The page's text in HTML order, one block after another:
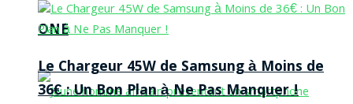
ONE
Le Chargeur 45W de Samsung à Moins de
36€ : Un Bon Plan à Ne Pas Manquer !